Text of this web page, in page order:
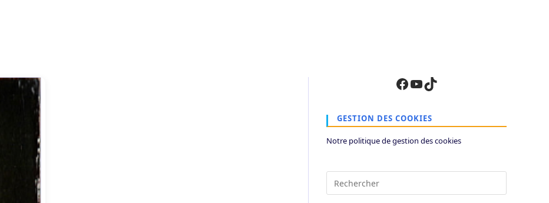
Facebook
YouTube
TikTok
GESTION DES COOKIES
Notre politique de gestion des cookies
Escape